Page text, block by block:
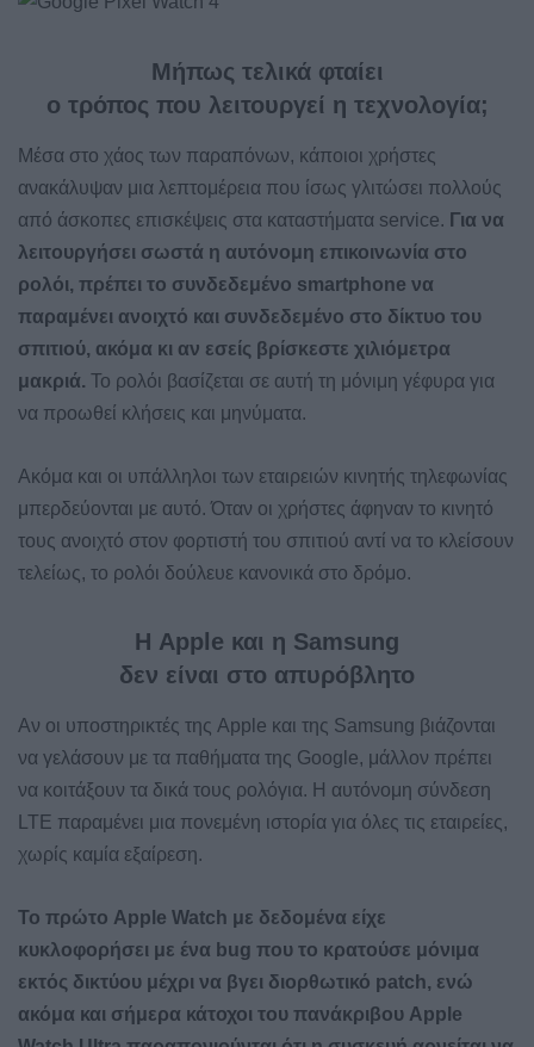
Μήπως τελικά φταίει
ο τρόπος που λειτουργεί η τεχνολογία;
Μέσα στο χάος των παραπόνων, κάποιοι χρήστες
ανακάλυψαν μια λεπτομέρεια που ίσως γλιτώσει πολλούς
από άσκοπες επισκέψεις στα καταστήματα service. Για να
λειτουργήσει σωστά η αυτόνομη επικοινωνία στο
ρολόι, πρέπει το συνδεδεμένο smartphone να
παραμένει ανοιχτό και συνδεδεμένο στο δίκτυο του
σπιτιού, ακόμα κι αν εσείς βρίσκεστε χιλιόμετρα
μακριά. Το ρολόι βασίζεται σε αυτή τη μόνιμη γέφυρα για
να προωθεί κλήσεις και μηνύματα.
Ακόμα και οι υπάλληλοι των εταιρειών κινητής τηλεφωνίας
μπερδεύονται με αυτό. Όταν οι χρήστες άφηναν το κινητό
τους ανοιχτό στον φορτιστή του σπιτιού αντί να το κλείσουν
τελείως, το ρολόι δούλευε κανονικά στο δρόμο.
Η Apple και η Samsung
δεν είναι στο απυρόβλητο
Αν οι υποστηρικτές της Apple και της Samsung βιάζονται
να γελάσουν με τα παθήματα της Google, μάλλον πρέπει
να κοιτάξουν τα δικά τους ρολόγια. Η αυτόνομη σύνδεση
LTE παραμένει μια πονεμένη ιστορία για όλες τις εταιρείες,
χωρίς καμία εξαίρεση.
Το πρώτο Apple Watch με δεδομένα είχε
κυκλοφορήσει με ένα bug που το κρατούσε μόνιμα
εκτός δικτύου μέχρι να βγει διορθωτικό patch, ενώ
ακόμα και σήμερα κάτοχοι του πανάκριβου Apple